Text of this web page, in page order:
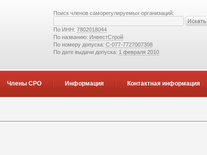
Поиск членов саморегулируемых организаций:
По ИНН: 7802018044
По названию: ИнвестСтрой
По номеру допуска: С-077-7727007308
По дате выдачи допуска: 1 февраля 2010
Члены СРО Информация Контактная информация